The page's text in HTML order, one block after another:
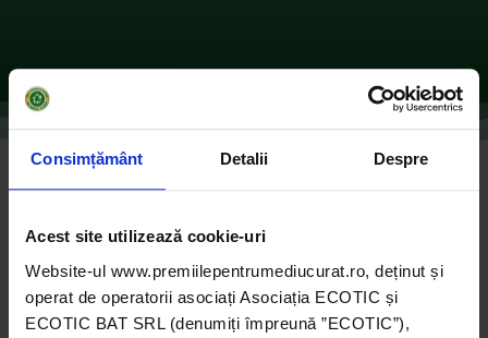
Consimțământ Detalii Despre
Acest site utilizează cookie-uri
Website-ul www.premiilepentrumediucurat.ro, deținut și
operat de operatorii asociați Asociația ECOTIC și
ECOTIC BAT SRL (denumiți împreună ”ECOTIC”),
Expomix EducArtS – Expozitii Educative
sustenabile – BUCUREȘTI
deEcotic|oct. 27, 2021|2016,ONG-uri |0
comentarii